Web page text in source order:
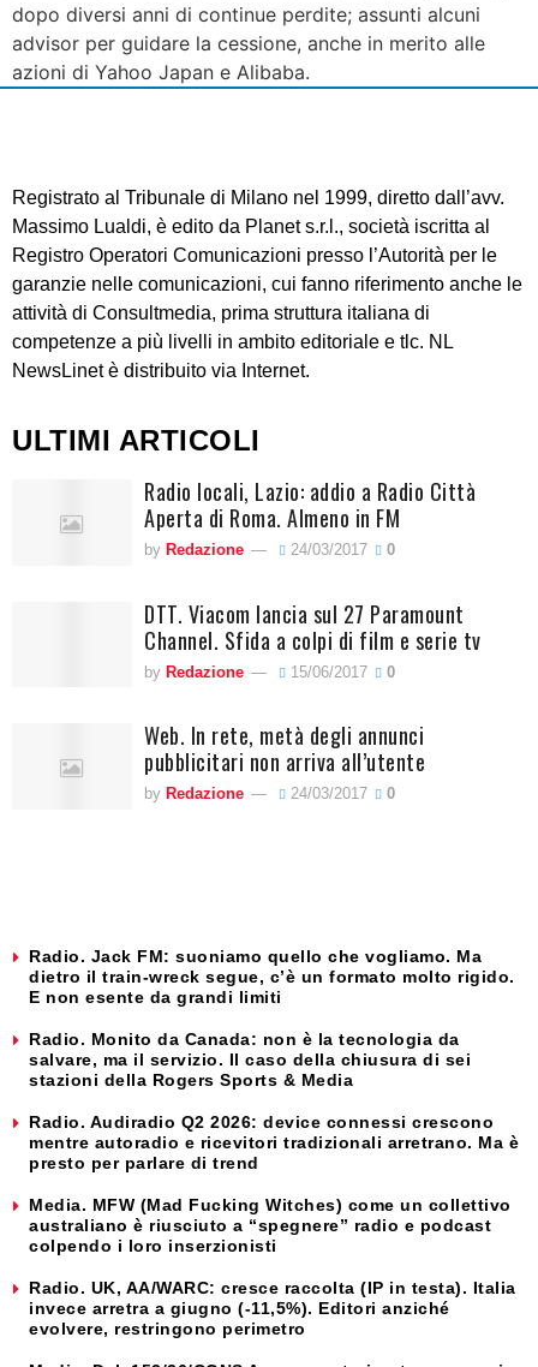
dopo diversi anni di continue perdite; assunti alcuni
advisor per guidare la cessione, anche in merito alle
azioni di Yahoo Japan e Alibaba.
Registrato al Tribunale di Milano nel 1999, diretto dall’avv.
Massimo Lualdi, è edito da Planet s.r.l., società iscritta al
Registro Operatori Comunicazioni presso l’Autorità per le
garanzie nelle comunicazioni, cui fanno riferimento anche le
attività di Consultmedia, prima struttura italiana di
competenze a più livelli in ambito editoriale e tlc. NL
NewsLinet è distribuito via Internet.
ULTIMI ARTICOLI
Radio locali, Lazio: addio a Radio Città
Aperta di Roma. Almeno in FM
by Redazione 24/03/2017 0
DTT. Viacom lancia sul 27 Paramount
Channel. Sfida a colpi di film e serie tv
by Redazione 15/06/2017 0
Web. In rete, metà degli annunci
pubblicitari non arriva all’utente
by Redazione 24/03/2017 0
Radio. Jack FM: suoniamo quello che vogliamo. Ma
dietro il train-wreck segue, c’è un formato molto rigido.
E non esente da grandi limiti
Radio. Monito da Canada: non è la tecnologia da
salvare, ma il servizio. Il caso della chiusura di sei
stazioni della Rogers Sports & Media
Radio. Audiradio Q2 2026: device connessi crescono
mentre autoradio e ricevitori tradizionali arretrano. Ma è
presto per parlare di trend
Media. MFW (Mad Fucking Witches) come un collettivo
australiano è riusciuto a “spegnere” radio e podcast
colpendo i loro inserzionisti
Radio. UK, AA/WARC: cresce raccolta (IP in testa). Italia
invece arretra a giugno (-11,5%). Editori anziché
evolvere, restringono perimetro